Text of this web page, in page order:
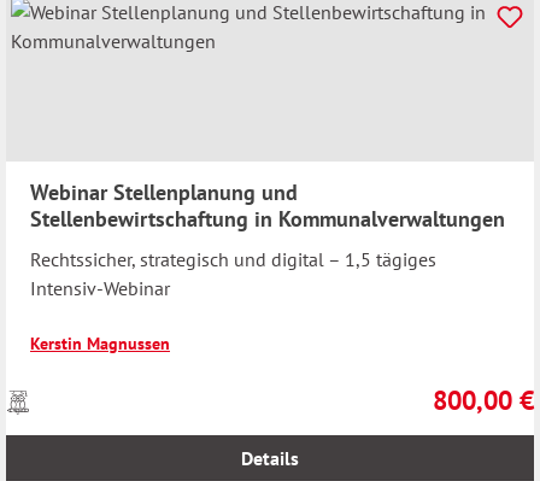
Webinar Stellenplanung und
Stellenbewirtschaftung in Kommunalverwaltungen
Rechtssicher, strategisch und digital – 1,5 tägiges
Intensiv-Webinar
Kerstin Magnussen
Regulärer
800,00 €
Preise
inkl.
Details